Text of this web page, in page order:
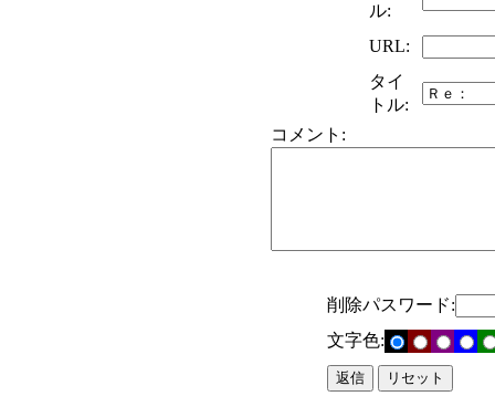
ル:
URL:
タイ
トル:
コメント:
削除パスワード:
文字色: